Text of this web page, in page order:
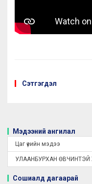
Сэтгэгдэл
Мэдээний ангилал
Цаг үеийн мэдээ
УЛААНБУРХАН
Сошиалд дагаарай